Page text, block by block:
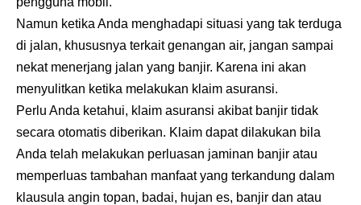
Namun ketika Anda menghadapi situasi yang tak terduga
di jalan, khususnya terkait genangan air, jangan sampai
nekat menerjang jalan yang banjir. Karena ini akan
menyulitkan ketika melakukan klaim asuransi.
Perlu Anda ketahui, klaim asuransi akibat banjir tidak
secara otomatis diberikan. Klaim dapat dilakukan bila
Anda telah melakukan perluasan jaminan banjir atau
memperluas tambahan manfaat yang terkandung dalam
klausula angin topan, badai, hujan es, banjir dan atau